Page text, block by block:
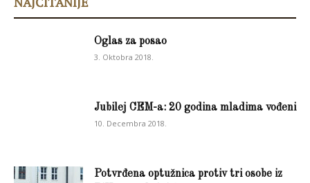
Oglas za posao
3. Oktobra 2018.
Jubilej CEM-a: 20 godina mladima vođeni
10. Decembra 2018.
Potvrđena optužnica protiv tri osobe iz